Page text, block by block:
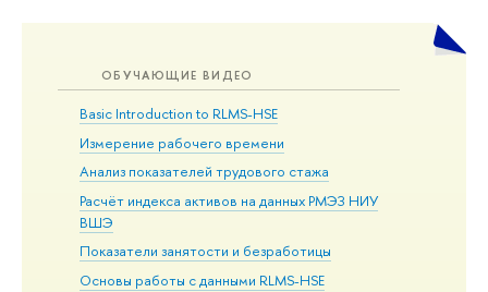
ОБУЧАЮЩИЕ ВИДЕО
Basic Introduction to RLMS-HSE
Измерение рабочего времени
Анализ показателей трудового стажа
Расчёт индекса активов на данных РМЭЗ НИУ
ВШЭ
Показатели занятости и безработицы
Основы работы с данными RLMS-HSE